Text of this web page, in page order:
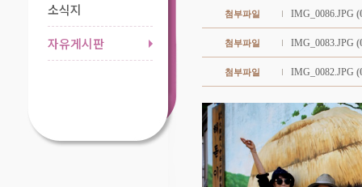
소식지
자유게시판
첨부파일 IMG_0086.JPG
첨부파일 IMG_0083.JPG
첨부파일 IMG_0082.JPG